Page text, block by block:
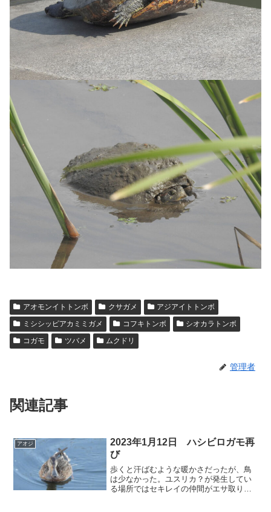
アオモンイトトンボ クサガメ
アジアイトトンボ
ミシシッピアカミミガメ
コフキトンボ
シオカラトンボ
コガモ
ツバメ ムクドリ
管理者
関連記事
アオジ
2023年1月12日 ハシビロガモ再
び
歩くと汗ばむような暖かさだったが、鳥
は少なかった。ユスリカ？が発生してい
る場所ではセキレイの仲間がエサ取りに